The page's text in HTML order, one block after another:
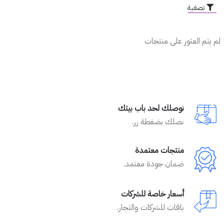
تصفية
لم يتم العثور على منتجات
نوصلك لحد باب بيتك
نصلك بضغطة زر.
منتجات معتمدة
ضمان جودة معتمد.
أسعار خاصة للشركات
باقات للشركات والتجار.